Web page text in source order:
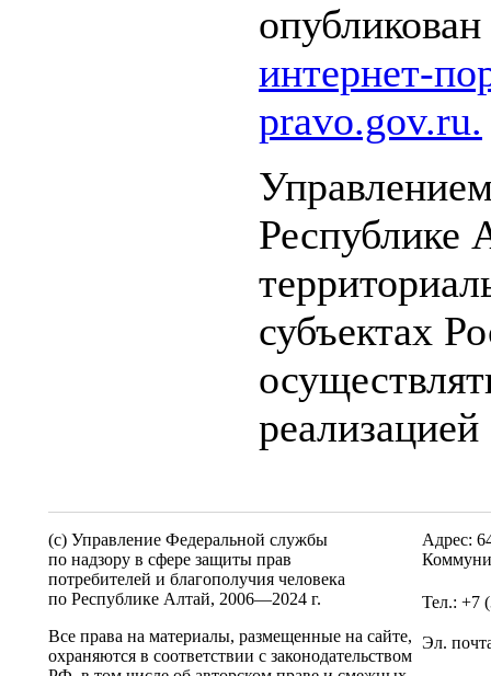
интернет-
pravo.gov.ru.
Республике
субъектах
(c) Управление Федеральной службы
по надзору в сфере защиты прав
потребителей и благополучия человека
по Республике Алтай, 2006—2024 г.
Все права на материалы, размещенные на сайте,
охраняются в соответствии с законодательством
Адрес:
Тел.: +7
Эл.